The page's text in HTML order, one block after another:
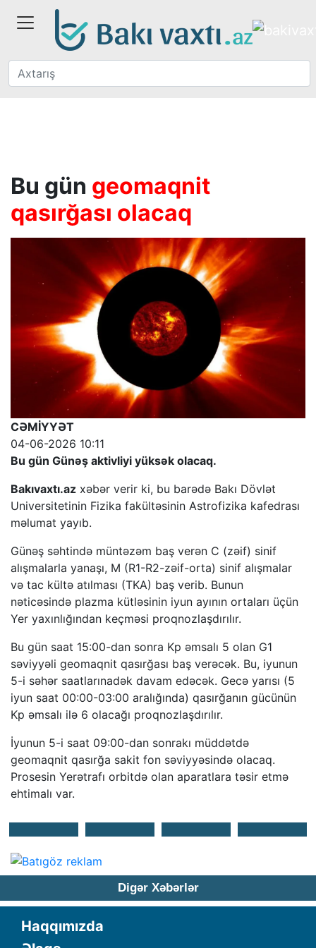
Bu gün geomaqnit
qasırğası olacaq
CƏMİYYƏT
04-06-2026 10:11
Bu gün Günəş aktivliyi yüksək olacaq.
Bakıvaxtı.az xəbər verir ki, bu barədə Bakı Dövlət
Universitetinin Fizika fakültəsinin Astrofizika kafedrası
məlumat yayıb.
Günəş səhtində müntəzəm baş verən C (zəif) sinif
alışmalarla yanaşı, M (R1-R2-zəif-orta) sinif alışmalar
və tac kültə atılması (TKA) baş verib. Bunun
nəticəsində plazma kütləsinin iyun ayının ortaları üçün
Yer yaxınlığından keçməsi proqnozlaşdırılır.
Bu gün saat 15:00-dan sonra Kp əmsalı 5 olan G1
səviyyəli geomaqnit qasırğası baş verəcək. Bu, iyunun
5-i səhər saatlarınadək davam edəcək. Gecə yarısı (5
iyun saat 00:00-03:00 aralığında) qasırğanın gücünün
Kp əmsalı ilə 6 olacağı proqnozlaşdırılır.
İyunun 5-i saat 09:00-dan sonrakı müddətdə
geomaqnit qasırğa sakit fon səviyyəsində olacaq.
Prosesin Yerətrafı orbitdə olan aparatlara təsir etmə
ehtimalı var.
Digər Xəbərlər
Haqqımızda